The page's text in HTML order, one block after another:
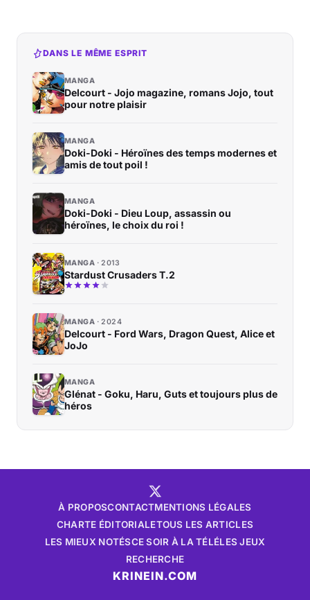
DANS LE MÊME ESPRIT
MANGA
Delcourt - Jojo magazine, romans Jojo, tout
pour notre plaisir
MANGA
Doki-Doki - Héroïnes des temps modernes et
amis de tout poil !
MANGA
Doki-Doki - Dieu Loup, assassin ou
héroïnes, le choix du roi !
MANGA 2013
Stardust Crusaders T.2
MANGA 2024
Delcourt - Ford Wars, Dragon Quest, Alice et
JoJo
MANGA
Glénat - Goku, Haru, Guts et toujours plus de
héros
À PROPOSCONTACTMENTIONS LÉGALES
CHARTE ÉDITORIALETOUS LES ARTICLES
LES MIEUX NOTÉSCE SOIR À LA TÉLÉLES JEUX
RECHERCHE
KRINEIN.COM